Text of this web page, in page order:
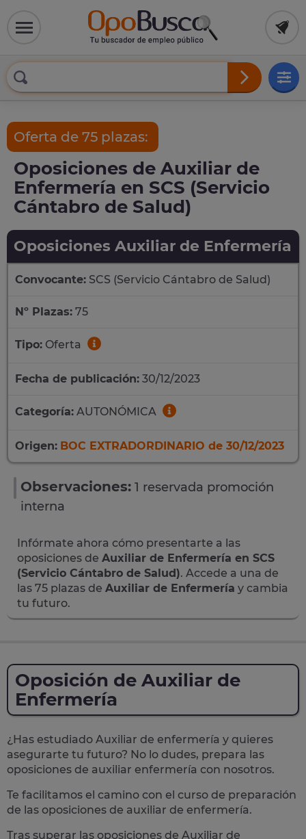
Oferta de 75 plazas:
Oposiciones de Auxiliar de
Enfermería en SCS (Servicio
Cántabro de Salud)
Oposiciones Auxiliar de Enfermería
Convocante: SCS (Servicio Cántabro de Salud)
Nº Plazas: 75
Tipo: Oferta
Fecha de publicación: 30/12/2023
Categoría: AUTONÓMICA
Origen: BOC EXTRADORDINARIO de 30/12/2023
Observaciones: 1 reservada promoción
interna
Infórmate ahora cómo presentarte a las
oposiciones de Auxiliar de Enfermería en SCS
(Servicio Cántabro de Salud). Accede a una de
las 75 plazas de Auxiliar de Enfermería y cambia
tu futuro.
Oposición de Auxiliar de
Enfermería
¿Has estudiado Auxiliar de enfermería y quieres
asegurarte tu futuro? No lo dudes, prepara las
oposiciones de auxiliar enfermería con nosotros.
Te facilitamos el camino con el curso de preparación
de las oposiciones de auxiliar de enfermería.
Tras superar las oposiciones de Auxiliar de